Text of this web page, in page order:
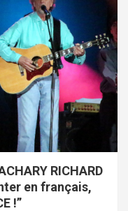
RICHARD
en français,
!”